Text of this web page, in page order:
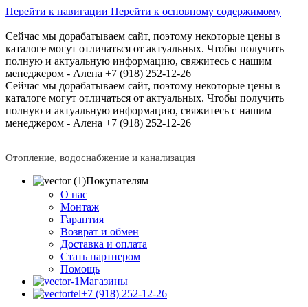
Перейти к навигации Перейти к основному содержимому
Сейчас мы дорабатываем сайт, поэтому некоторые цены в
каталоге могут отличаться от актуальных. Чтобы получить
полную и актуальную информацию, свяжитесь с нашим
менеджером - Алена +7 (918) 252-12-26
Сейчас мы дорабатываем сайт, поэтому некоторые цены в
каталоге могут отличаться от актуальных. Чтобы получить
полную и актуальную информацию, свяжитесь с нашим
менеджером - Алена +7 (918) 252-12-26
Отопление, водоснабжение и канализация
Покупателям
О нас
Монтаж
Гарантия
Возврат и обмен
Доставка и оплата
Стать партнером
Помощь
Магазины
+7 (918) 252-12-26